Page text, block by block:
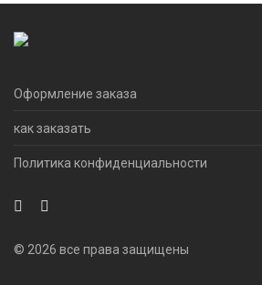
Оформление заказа
как заказать
Политика конфиденциальности
© 2026 все права защищены